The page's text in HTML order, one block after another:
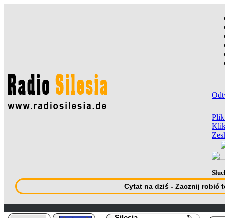
Cytat na dziś - Zacznij robić